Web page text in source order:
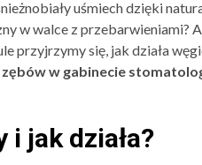
uśmiech dzięki
w walce z przebarwieniami?
przyjrzymy się, jak działa
w gabinecie
jak działa?